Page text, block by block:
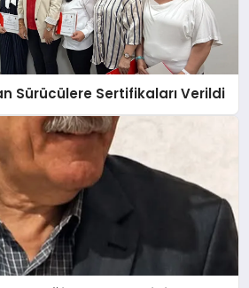
Sürücülere Sertifikaları Verildi